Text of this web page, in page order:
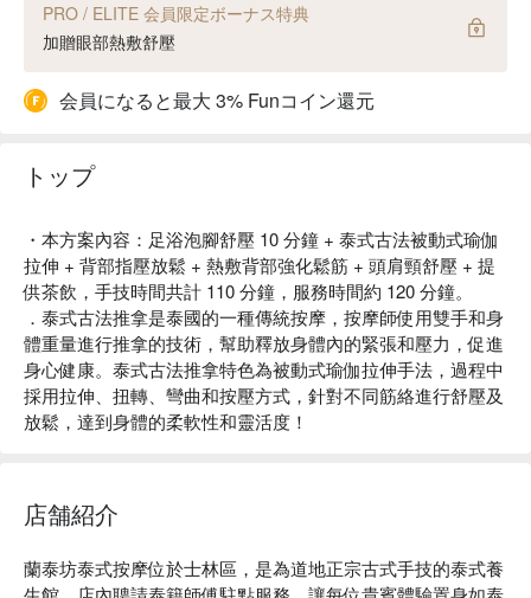
PRO / ELITE 会員限定ボーナス特典
加贈眼部熱敷舒壓
会員になると最大 3% Funコイン還元
トップ
・本方案內容：足浴泡腳舒壓 10 分鐘 + 泰式古法被動式瑜伽
拉伸 + 背部指壓放鬆 + 熱敷背部強化鬆筋 + 頭肩頸舒壓 + 提
供茶飲，手技時間共計 110 分鐘，服務時間約 120 分鐘。
．泰式古法推拿是泰國的一種傳統按摩，按摩師使用雙手和身
體重量進行推拿的技術，幫助釋放身體內的緊張和壓力，促進
身心健康。泰式古法推拿特色為被動式瑜伽拉伸手法，過程中
採用拉伸、扭轉、彎曲和按壓方式，針對不同筋絡進行舒壓及
放鬆，達到身體的柔軟性和靈活度！
店舗紹介
蘭泰坊泰式按摩位於士林區，是為道地正宗古式手技的泰式養